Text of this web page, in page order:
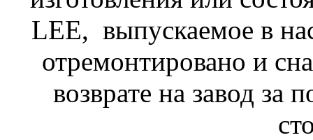
LEE, выпускаемое в
отремонтировано и
возврате на завод за